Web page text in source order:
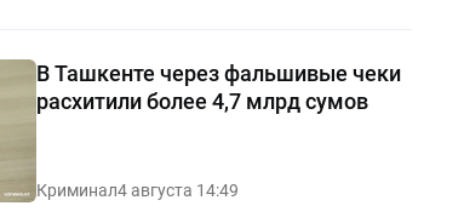
В Ташкенте через фальшивые чеки
расхитили более 4,7 млрд сумов
Криминал4 августа 14:49